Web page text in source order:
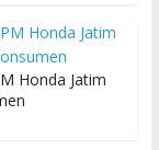
Honda Jatim